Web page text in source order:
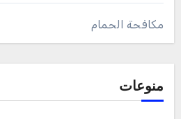
مكافحة الحمام
منوعات